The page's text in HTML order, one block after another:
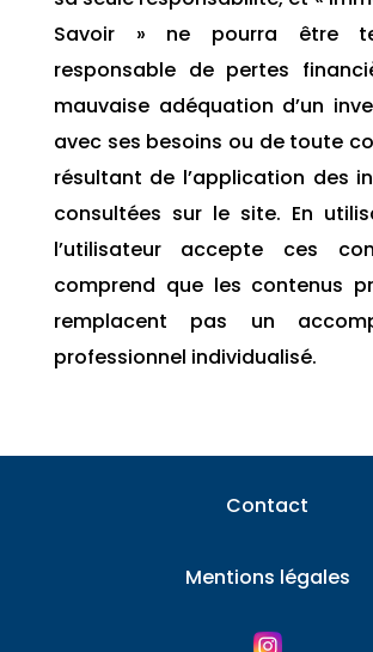
Savoir » ne pourra être
responsable de pertes
mauvaise adéquation d’un
avec ses besoins ou de toute
résultant de l’application des
consultées sur le site. En
l’utilisateur accepte ces
comprend que les contenus
remplacent pas un
professionnel individualisé.
Contact
Mentions légales